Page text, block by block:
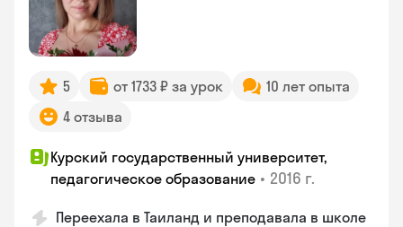
5 от 1733 ₽ за урок
10 лет опыта
4 отзыва
Курский государственный университет,
педагогическое образование • 2016 г.
Переехала в Таиланд и преподавала в школе